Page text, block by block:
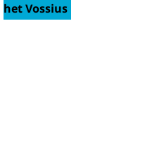
het Vossius